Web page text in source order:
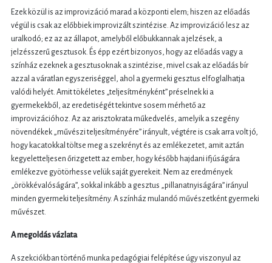
Ezek közül is az improvizáció marad a központi elem; hiszen az előadás
végül is csak az előbbiek improvizált szintézise. Az improvizáció lesz az
uralkodó; ez az az állapot, amelyből előbukkannak a jelzések, a
jelzésszerű gesztusok. És épp ezért bizonyos, hogy az előadás vagy a
színház ezeknek a gesztusoknak a szintézise, mivel csak az előadás bír
azzal a váratlan egyszeriséggel, ahol a gyermeki gesztus elfoglalhatja
valódi helyét. Amit tökéletes „teljesítményként” préselnek ki a
gyermekekből, az eredetiségét tekintve sosem mérhető az
improvizációhoz. Az az arisztokrata műkedvelés, amelyik a szegény
növendékek „művészi teljesítményére” irányult, végtére is csak arra volt jó,
hogy kacatokkal töltse meg a szekrényt és az emlékezetet, amit aztán
kegyeletteljesen őrizgetett az ember, hogy később hajdani ifjúságára
emlékezve gyötörhesse velük saját gyerekeit. Nem az eredmények
„örökkévalóságára”, sokkal inkább a gesztus „pillanatnyiságára” irányul
minden gyermeki teljesítmény. A színház mulandó művészetként gyermeki
művészet.
A megoldás vázlata
A szekciókban történő munka pedagógiai felépítése úgy viszonyul az